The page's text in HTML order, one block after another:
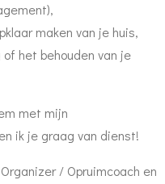
maken van je huis,
het behouden van je
met mijn
ik je graag van dienst!
/ Opruimcoach en